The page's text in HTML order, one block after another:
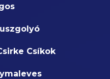
Csíkok